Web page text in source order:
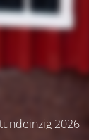
2026